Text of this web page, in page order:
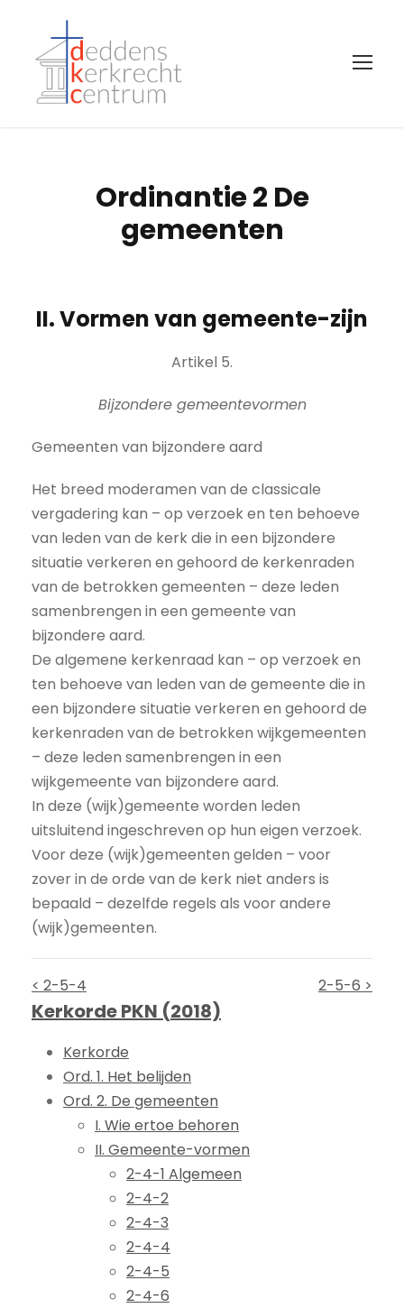
Ordinantie 2 De
gemeenten
II. Vormen van gemeente-zijn
Artikel 5.
Bijzondere gemeentevormen
Gemeenten van bijzondere aard
Het breed moderamen van de classicale
vergadering kan – op verzoek en ten behoeve
van leden van de kerk die in een bijzondere
situatie verkeren en gehoord de kerkenraden
van de betrokken gemeenten – deze leden
samenbrengen in een gemeente van
bijzondere aard.
De algemene kerkenraad kan – op verzoek en
ten behoeve van leden van de gemeente die in
een bijzondere situatie verkeren en gehoord de
kerkenraden van de betrokken wijkgemeenten
– deze leden samenbrengen in een
wijkgemeente van bijzondere aard.
In deze (wijk)gemeente worden leden
uitsluitend ingeschreven op hun eigen verzoek.
Voor deze (wijk)gemeenten gelden – voor
zover in de orde van de kerk niet anders is
bepaald – dezelfde regels als voor andere
(wijk)gemeenten.
< 2-5-4 2-5-6 >
Kerkorde PKN (2018)
Kerkorde
Ord. 1. Het belijden
Ord. 2. De gemeenten
I. Wie ertoe behoren
II. Gemeente-vormen
2-4-1 Algemeen
2-4-2
2-4-3
2-4-4
2-4-5
2-4-6